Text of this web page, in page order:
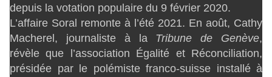
depuis la votation populaire du 9 février 2020.
L’affaire Soral remonte à l’été 2021. En août, Cathy
Macherel, journaliste à la
Tribune de Genève,
révèle que l’association Égalité et Réconciliation,
présidée par le polémiste franco-suisse installé à